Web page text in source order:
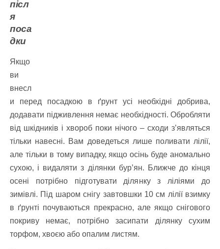
післ
я
поса
дки
Якщо
ви
внесл
и перед посадкою в ґрунт усі необхідні добрива,
додавати підживлення немає необхідності. Обробляти
від шкідників і хвороб поки нічого – сходи з’являться
тільки навесні. Вам доведеться лише поливати лілії,
але тільки в тому випадку, якщо осінь буде аномально
сухою, і видаляти з ділянки бур’ян. Ближче до кінця
осені потрібно підготувати ділянку з ліліями до
зимівлі. Під шаром снігу завтовшки 10 см лілії взимку
в ґрунті почуваються прекрасно, але якщо снігового
покриву немає, потрібно засипати ділянку сухим
торфом, хвоєю або опалим листям.